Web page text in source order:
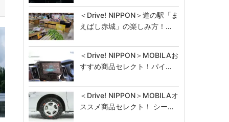
＜Drive! NIPPON＞道の駅「ま
えばし赤城」の楽しみ方！…
＜Drive! NIPPON＞MOBILAお
すすめ商品セレクト！パイ…
＜Drive! NIPPON＞MOBILAオ
ススメ商品セレクト！ シー…